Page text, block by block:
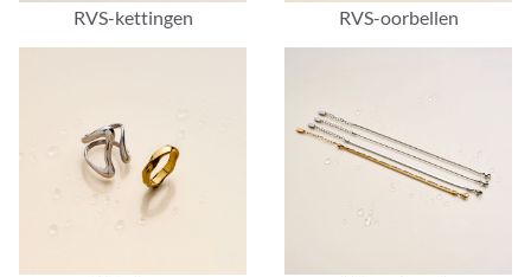
RVS-kettingen RVS-oorbellen